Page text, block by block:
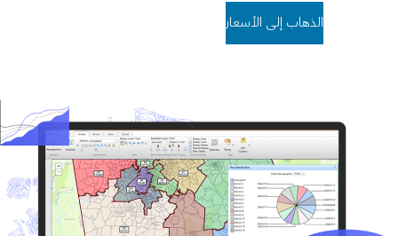
الذهاب إلى الأسعار